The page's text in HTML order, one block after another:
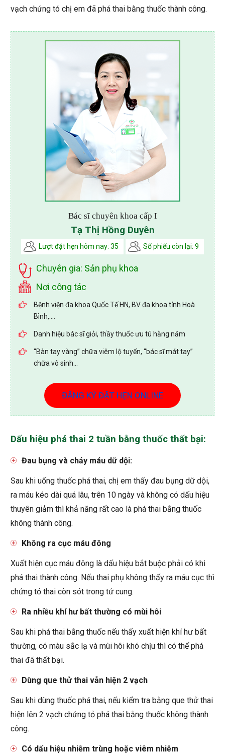
vạch chứng tó chị em đã phá thai bằng thuốc thành công.
Bác sĩ chuyên khoa cấp I
Tạ Thị Hồng Duyên
Lượt đặt hẹn hôm nay: 35 Số phiếu còn lại: 9
Chuyên gia: Sản phụ khoa
Nơi công tác
Bệnh viện đa khoa Quốc Tế HN, BV đa khoa tỉnh Hoà
Bình,....
Danh hiệu bác sĩ giỏi, thầy thuốc ưu tú hằng năm
“Bàn tay vàng” chữa viêm lộ tuyến, “bác sĩ mát tay”
chữa vô sinh…
ĐĂNG KÝ ĐẶT HẸN ONLINE
Dấu hiệu phá thai 2 tuần bằng thuốc thất bại:
Đau bụng và chảy máu dữ dội:
Sau khi uống thuốc phá thai, chị em thấy đau bụng dữ dội,
ra máu kéo dài quá lâu, trên 10 ngày và không có dấu hiệu
thuyên giảm thì khả năng rất cao là phá thai bằng thuốc
không thành công.
Không ra cục máu đông
Xuất hiện cục máu đông là dấu hiệu bắt buộc phải có khi
phá thai thành công. Nếu thai phụ không thấy ra máu cục thì
chứng tỏ thai còn sót trong tử cung.
Ra nhiều khí hư bất thường có mùi hôi
Sau khi phá thai bằng thuốc nếu thấy xuất hiện khí hư bất
thường, có màu sắc lạ và mùi hôi khó chịu thì có thể phá
thai đã thất bại.
Dùng que thử thai vẫn hiện 2 vạch
Sau khi dùng thuốc phá thai, nếu kiểm tra bằng que thử thai
hiện lên 2 vạch chứng tỏ phá thai bằng thuốc không thành
công.
Có dấu hiệu nhiễm trùng hoặc viêm nhiễm